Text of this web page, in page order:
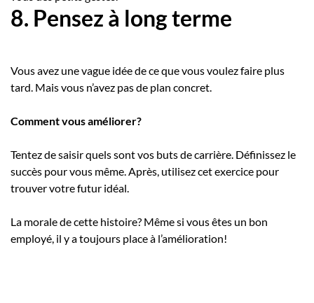
8. Pensez à long terme
Vous avez une vague idée de ce que vous voulez faire plus
tard. Mais vous n’avez pas de plan concret.
Comment vous améliorer?
Tentez de saisir quels sont vos buts de carrière. Définissez le
succès pour vous même. Après, utilisez cet exercice pour
trouver votre futur idéal.
La morale de cette histoire? Même si vous êtes un bon
employé, il y a toujours place à l’amélioration!